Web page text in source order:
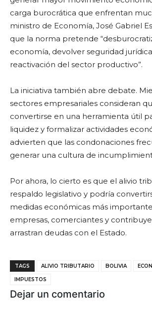
carga burocrática que enfrentan
ministro de Economía, José Gabriel
que la norma pretende
economía, devolver seguridad
reactivación del sector productivo”.
La iniciativa también abre debate.
sectores empresariales consideran
convertirse en una herramienta útil
liquidez y formalizar actividades
advierten que las condonaciones
generar una cultura de
Por ahora, lo cierto es que el alivio
respaldo legislativo y podría
medidas económicas más
empresas, comerciantes y
arrastran deudas con el Estado.
TAGS ALIVIO TRIBUTARIO BOLIVIA
IMPUESTOS
Dejar un comentario